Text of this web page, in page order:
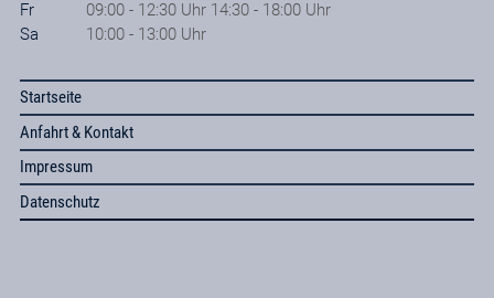
Fr
09:00 - 12:30 Uhr 14:30 - 18:00 Uhr
Sa
10:00 - 13:00 Uhr
Startseite
Anfahrt & Kontakt
Impressum
Datenschutz